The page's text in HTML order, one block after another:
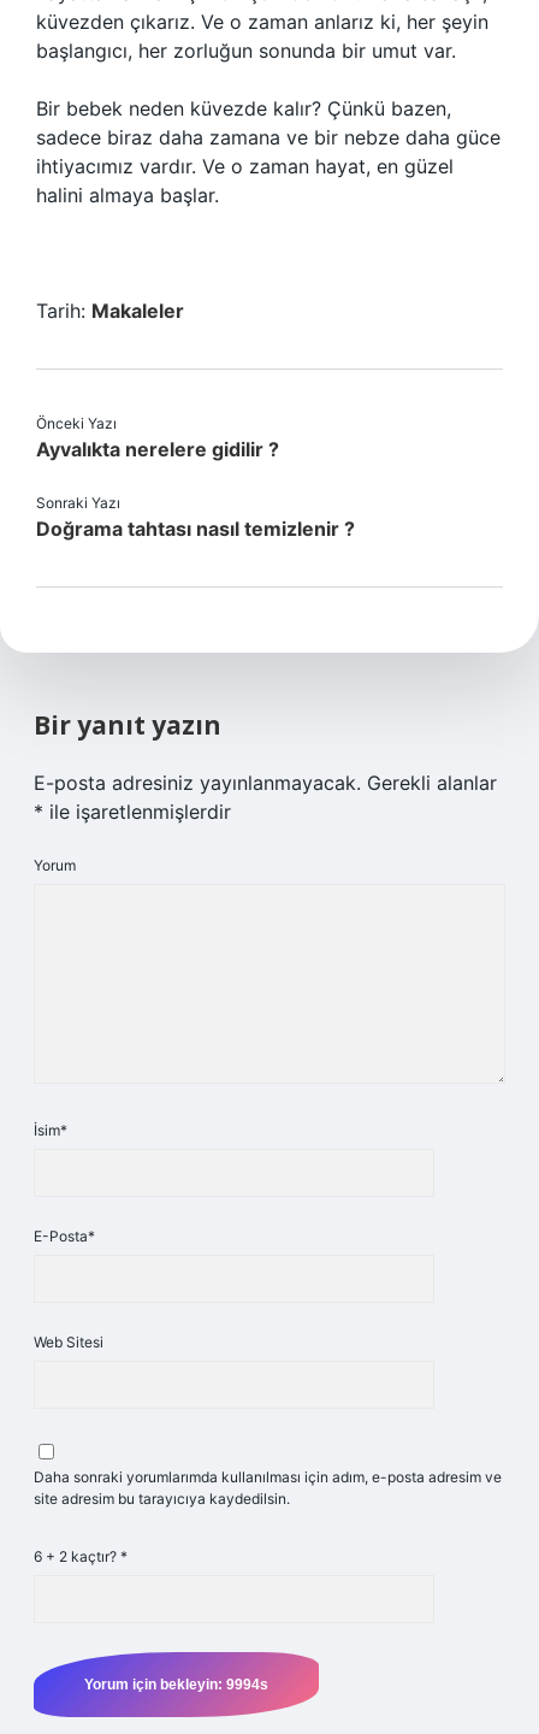
küvezden çıkarız. Ve o zaman anlarız ki, her şeyin
başlangıcı, her zorluğun sonunda bir umut var.
Bir bebek neden küvezde kalır? Çünkü bazen,
sadece biraz daha zamana ve bir nebze daha güce
ihtiyacımız vardır. Ve o zaman hayat, en güzel
halini almaya başlar.
Tarih: Makaleler
Önceki Yazı
Ayvalıkta nerelere gidilir ?
Sonraki Yazı
Doğrama tahtası nasıl temizlenir ?
Bir yanıt yazın
E-posta adresiniz yayınlanmayacak. Gerekli alanlar
* ile işaretlenmişlerdir
Yorum
İsim*
E-Posta*
Web Sitesi
Daha sonraki yorumlarımda kullanılması için adım, e-posta adresim ve
site adresim bu tarayıcıya kaydedilsin.
6 + 2 kaçtır? *